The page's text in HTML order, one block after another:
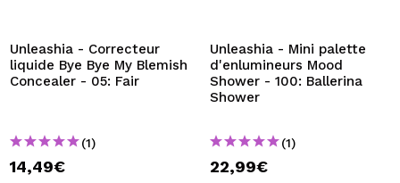
En créant un compte sur Maquibeauty.fr vous pourrez
effectuer vos achats rapidement, vérifier l'état de vos
commandes et consulter vos opérations précédentes.
CRÉER UN COMPTE
Unleashia - Correcteur
liquide Bye Bye My Blemish
Concealer - 05: Fair
(1)
14,49€
Unleashia - Mini palette
d'enlumineurs Mood
Shower - 100: Ballerina
Shower
(1)
22,99€